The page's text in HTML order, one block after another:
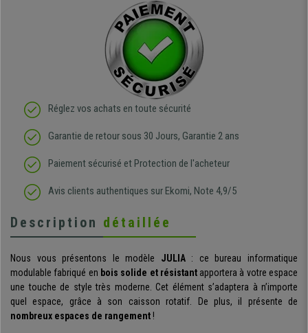
Réglez vos achats en toute sécurité
Garantie de retour sous 30 Jours, Garantie 2 ans
Paiement sécurisé et Protection de l'acheteur
Avis clients authentiques sur Ekomi, Note 4,9/5
Description détaillée
Nous vous présentons le modèle JULIA: ce bureau informatique
modulable fabriqué en bois solide et résistantapportera à votre espace
une touche de style très moderne. Cet élément s’adaptera à n’importe
quel espace, grâce à son caisson rotatif. De plus, il présente de
nombreux espaces de rangement!